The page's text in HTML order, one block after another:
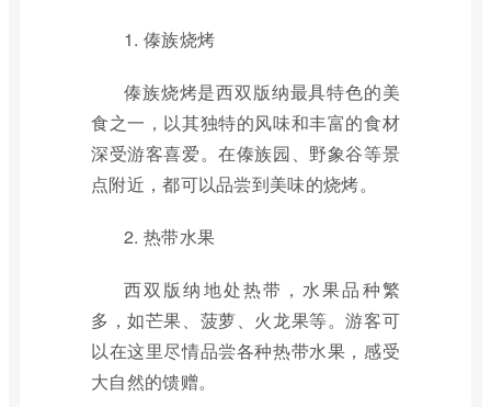
1. 傣族烧烤
傣族烧烤是西双版纳最具特色的美
食之一，以其独特的风味和丰富的食材
深受游客喜爱。在傣族园、野象谷等景
点附近，都可以品尝到美味的烧烤。
2. 热带水果
西双版纳地处热带，水果品种繁
多，如芒果、菠萝、火龙果等。游客可
以在这里尽情品尝各种热带水果，感受
大自然的馈赠。